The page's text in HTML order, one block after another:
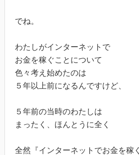
でね。
わたしがインターネットで
お金を稼ぐことについて
色々考え始めたのは
５年以上前になるんですけど、
５年前の当時のわたしは
まったく、ほんとうに全く
全然『インターネットでお金を稼